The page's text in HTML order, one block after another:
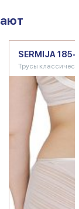
SERMIJA
Трусы